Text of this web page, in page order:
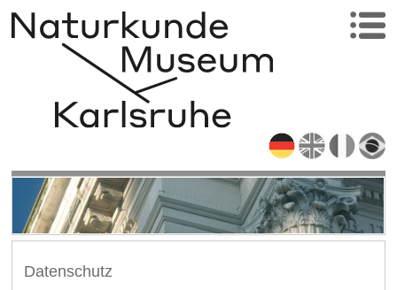
Datenschutz